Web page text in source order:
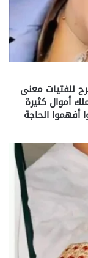
للفتيات معنى
أموال كثيرة
الحاجة